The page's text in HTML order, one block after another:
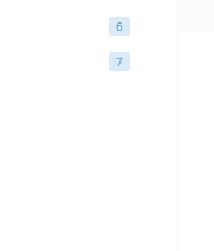
6
7